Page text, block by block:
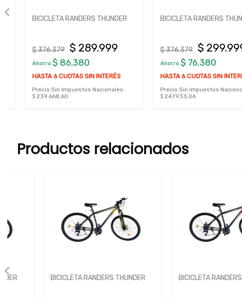
BICICLETA RANDERS THUNDER
$ 376.379 $ 289.999
Ahorro$ 86.380
HASTA 6 CUOTAS SIN INTERÉS
Precio Sin Impuestos Nacionales:
$ 239.668,60
BICICLETA RANDERS THUNDER
$ 376.379 $ 299.999
Ahorro$ 76.380
HASTA 6 CUOTAS SIN INTERÉS
Precio Sin Impuestos Nacionales:
$ 247.933,06
Productos relacionados
BICICLETA RANDERS THUNDER BICICLETA RANDERS THUNDER